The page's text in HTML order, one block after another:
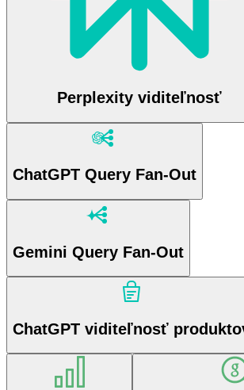
Perplexity viditeľnosť
ChatGPT Query Fan-Out
Gemini Query Fan-Out
ChatGPT viditeľnosť